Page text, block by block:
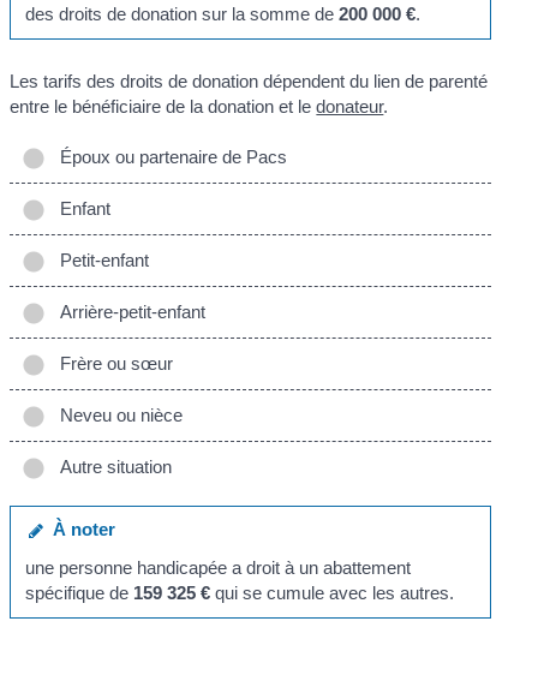
des droits de donation sur la somme de 200 000 €.
Les tarifs des droits de donation dépendent du lien de parenté
entre le bénéficiaire de la donation et ledonateur.
Époux ou partenaire de Pacs
Enfant
Petit-enfant
Arrière-petit-enfant
Frère ou sœur
Neveu ou nièce
Autre situation
À noter
une personne handicapée a droit à un abattement
spécifique de 159 325 €qui se cumule avec les autres.